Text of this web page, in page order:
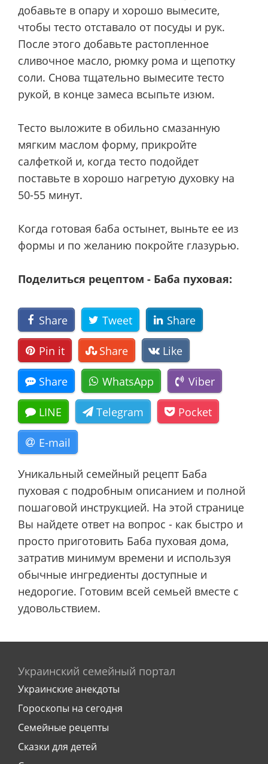
добавьте в опару и хорошо вымесите,
чтобы тесто отставало от посуды и рук.
После этого добавьте растопленное
сливочное масло, рюмку рома и щепотку
соли. Снова тщательно вымесите тесто
рукой, в конце замеса всыпьте изюм.
Тесто выложите в обильно смазанную
мягким маслом форму, прикройте
салфеткой и, когда тесто подойдет
поставьте в хорошо нагретую духовку на
50-55 минут.
Когда готовая баба остынет, выньте ее из
формы и по желанию покройте глазурью.
Поделиться рецептом - Баба пуховая:
Share Tweet Share
Pin it Share Like
Share WhatsApp Viber
LINE Telegram Pocket
E-mail
Уникальный семейный рецепт Баба
пуховая с подробным описанием и полной
пошаговой инструкцией. На этой странице
Вы найдете ответ на вопрос - как быстро и
просто приготовить Баба пуховая дома,
затратив минимум времени и используя
обычные ингредиенты доступные и
недорогие. Готовим всей семьей вместе с
удовольствием.
Украинский семейный портал
Украинские анекдоты
Гороскопы на сегодня
Семейные рецепты
Сказки для детей